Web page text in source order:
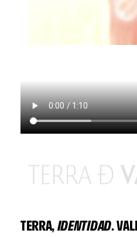
TERRA,IDENTIDAD.